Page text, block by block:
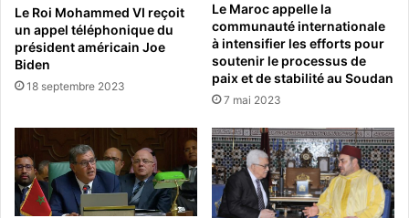
Le Roi Mohammed VI reçoit
un appel téléphonique du
président américain Joe
Biden
18 septembre 2023
Le Maroc appelle la
communauté internationale
à intensifier les efforts pour
soutenir le processus de
paix et de stabilité au Soudan
7 mai 2023